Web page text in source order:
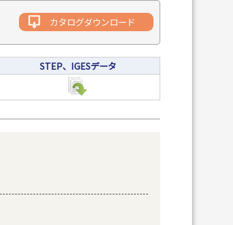
カタログダウンロード
STEP、IGESデータ